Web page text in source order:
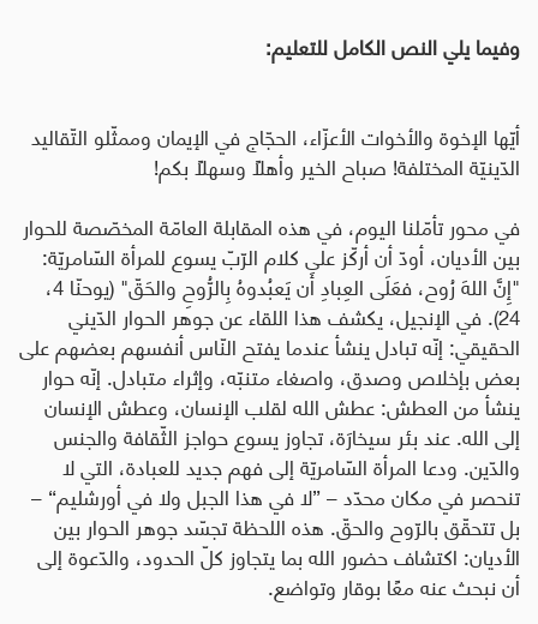
وفيما يلي النص الكامل للتعليم:
أيّها الإخوة والأخوات الأعزّاء، الحجّاج في الإيمان وممثّلو التّقاليد
الدّينيّة المختلفة! صباح الخير وأهلًا وسهلًا بكم!
في محور تأمّلنا اليوم، في هذه المقابلة العامّة المخصّصة للحوار
بين الأديان، أودّ أن أركّز على كلام الرّبّ يسوع للمرأة السّامريّة:
"إِنَّ اللهَ رُوح، فعَلَى العِبادِ أَن يَعبُدوهُ بِالرُّوحِ والحَقّ" (يوحنّا 4،
24). في الإنجيل، يكشف هذا اللقاء عن جوهر الحوار الدّيني
الحقيقي: إنّه تبادل ينشأ عندما يفتح النّاس أنفسهم بعضهم على
بعض بإخلاص وصدق، واصغاء متنبّه، وإثراء متبادل. إنّه حوار
ينشأ من العطش: عطش الله لقلب الإنسان، وعطش الإنسان
إلى الله. عند بئر سيخارَة، تجاوز يسوع حواجز الثّقافة والجنس
والدّين. ودعا المرأة السّامريّة إلى فهم جديد للعبادة، التي لا
تنحصر في مكان محدّد – ”لا في هذا الجبل ولا في أورشليم“ –
بل تتحقّق بالرّوح والحقّ. هذه اللحظة تجسّد جوهر الحوار بين
الأديان: اكتشاف حضور الله بما يتجاوز كلّ الحدود، والدّعوة إلى
أن نبحث عنه معًا بوقار وتواضع.